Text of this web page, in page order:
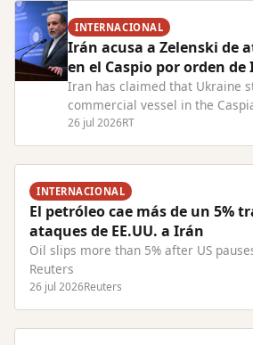
INTERNACIONAL
Irán acusa a Zelenski de
en el Caspio por orden de
Iran has claimed that Ukraine
commercial vessel in the
behalf Read Full Article at
26 jul 2026RT
INTERNACIONAL
El petróleo cae más de un 5%
ataques de EE.UU. a Irán
Oil slips more than 5% after US
Reuters
26 jul 2026Reuters